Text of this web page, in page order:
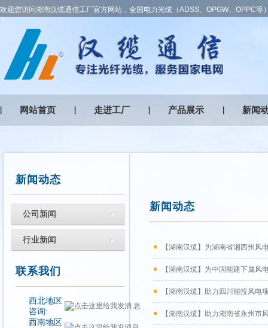
欢迎您访问湖南汉缆通信工厂官方网站，全国电力光缆（ADSS、OPGW、OPPC等
！
网站首页 走进工厂 产品展示 新闻
新闻动态
公司新闻
行业新闻
联系我们
西北地区
咨询:
西南地区
新闻动态
【湖南汉缆】为湖南省湘西州风
【湖南汉缆】为中国能建下属风
【湖南汉缆】助力四川能投风电
【湖南汉缆】助力湖南省永州市